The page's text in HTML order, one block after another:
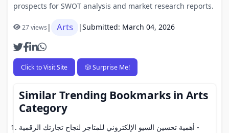
prospects for SWOT analysis and market research reports.
27 views| Arts |Submitted: March 04, 2026
Click to Visit Site 🎲 Surprise Me!
Similar Trending Bookmarks in Arts
Category
أهمية تحسين السيو الإلكتروني للمتاجر لنجاح تجارتك الرقمية -